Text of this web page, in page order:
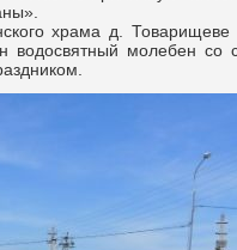
храма д.
молебен со